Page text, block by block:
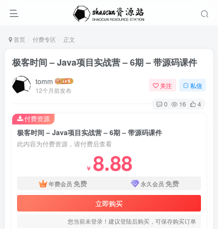
首页 付费专区 正文
极客时间 – Java项目实战营 – 6期 – 带源码课件
tomm
12个月前发布
关注 私信
0 16 4
极客时间 – Java项目实战营 – 6期 – 带源码课件
此内容为付费资源，请付费后查看
￥ 8.88
年费会员 免费 永久会员 免费
立即购买
您当前未登录！建议登陆后购买，可保存购买订单
付费资源